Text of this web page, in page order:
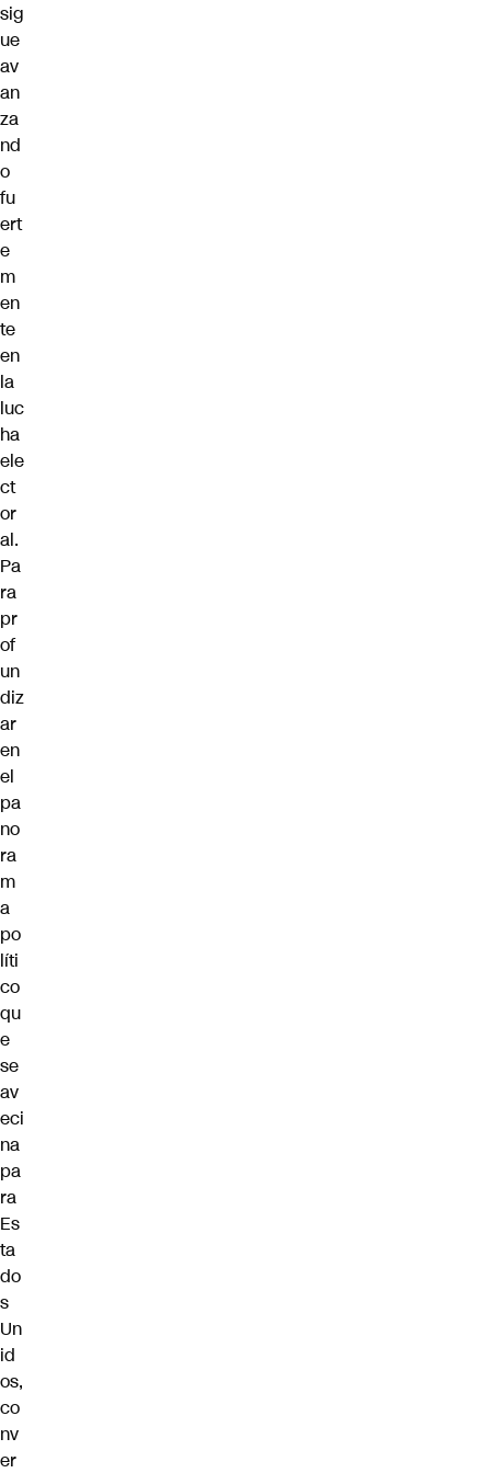
sig
ue
av
an
za
nd
o
fu
ert
e
m
en
te
en
la
luc
ha
ele
ct
or
al.
Pa
ra
pr
of
un
diz
ar
en
el
pa
no
ra
m
a
po
líti
co
qu
e
se
av
eci
na
pa
ra
Es
ta
do
s
Un
id
os,
co
nv
er